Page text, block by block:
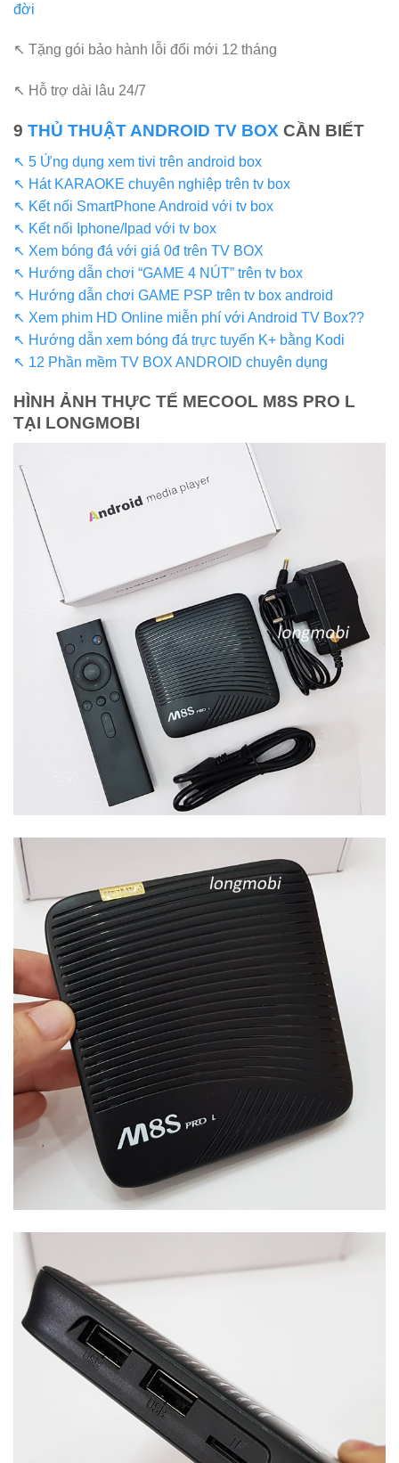
đời
↖ Tặng gói bảo hành lỗi đổi mới 12 tháng
↖ Hỗ trợ dài lâu 24/7
9 THỦ THUẬT ANDROID TV BOX CẦN BIẾT
↖ 5 Ứng dụng xem tivi trên android box
↖ Hát KARAOKE chuyên nghiệp trên tv box
↖ Kết nối SmartPhone Android với tv box
↖ Kết nối Iphone/Ipad với tv box
↖ Xem bóng đá với giá 0đ trên TV BOX
↖ Hướng dẫn chơi “GAME 4 NÚT” trên tv box
↖ Hướng dẫn chơi GAME PSP trên tv box android
↖ Xem phim HD Online miễn phí với Android TV Box??
↖ Hướng dẫn xem bóng đá trực tuyến K+ bằng Kodi
↖ 12 Phần mềm TV BOX ANDROID chuyên dụng
HÌNH ẢNH THỰC TẾ MECOOL M8S PRO L
TẠI LONGMOBI